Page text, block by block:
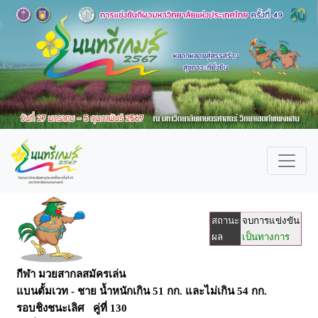
สถานะ จบการแข่งขัน
ผล
เป็นทางการ
กีฬา มวยสากลสมัครเล่น
แบนตั้มเวท - ชาย น้ำหนักเกิน 51 กก. และไม่เกิน 54 กก.
รอบชิงชนะเลิศ คู่ที่ 130